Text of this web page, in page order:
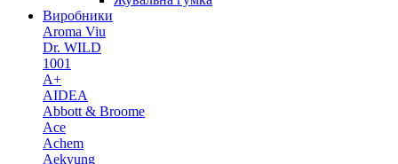
Виробники
Aroma Viu
Dr. WILD
1001
A+
AIDEA
Abbott & Broome
Ace
Achem
Aekyung